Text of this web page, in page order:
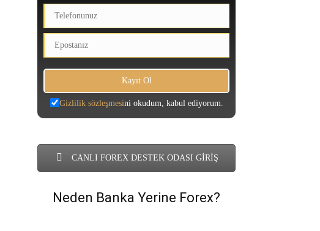
Gizlilik sözleşmesini okudum, kabul ediyorum.
CANLI FOREX DESTEK ODASI GİRİŞ
Neden Banka Yerine Forex?